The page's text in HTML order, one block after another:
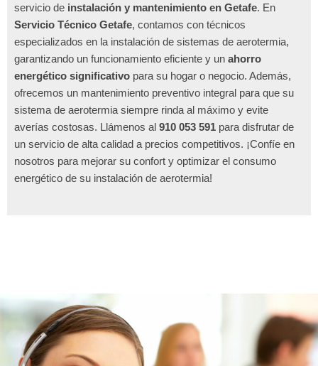
servicio de instalación y mantenimiento en Getafe. En
Servicio Técnico Getafe, contamos con técnicos
especializados en la instalación de sistemas de aerotermia,
garantizando un funcionamiento eficiente y un ahorro
energético significativo para su hogar o negocio. Además,
ofrecemos un mantenimiento preventivo integral para que su
sistema de aerotermia siempre rinda al máximo y evite
averías costosas. Llámenos al 910 053 591 para disfrutar de
un servicio de alta calidad a precios competitivos. ¡Confíe en
nosotros para mejorar su confort y optimizar el consumo
energético de su instalación de aerotermia!